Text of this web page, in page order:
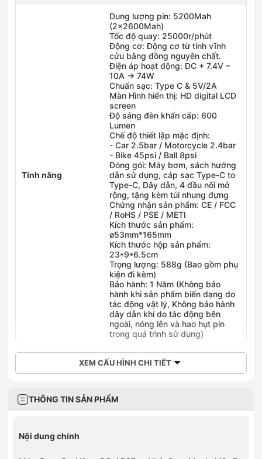
Tính năng
Dung lượng pin: 5200Mah
(2x2600Mah)
Tốc độ quay: 25000r/phút
Động cơ: Động cơ từ tính vĩnh
cửu bằng đồng nguyên chất.
Điện áp hoạt động: DC + 7.4V –
10A -> 74W
Chuẩn sạc: Type C & 5V/2A
Màn Hình hiển thị: HD digital LCD
screen
Độ sáng đèn khẩn cấp: 600
Lumen
Chế độ thiết lập mặc định:
- Car 2.5bar / Motorcycle 2.4bar
- Bike 45psi / Ball 8psi
Đóng gói: Máy bơm, sách hướng
dẫn sử dụng, cáp sạc Type-C to
Type-C, Dây dẫn, 4 đầu nối mở
rộng, tặng kèm túi nhung đựng
Chứng nhận sản phẩm: CE / FCC
/ RoHS / PSE / METI
Kích thước sản phẩm:
ø53mm*165mm
Kích thước hộp sản phẩm:
23*9*6.5cm
Trọng lượng: 588g (Bao gồm phụ
kiện đi kèm)
Bảo hành: 1 Năm (Không bảo
hành khi sản phẩm biến dạng do
tác động vật lý, Không bảo hành
dây dẫn khí do tác động bên
ngoài, nóng lên và hao hụt pin
trong quá trình sử dụng)
XEM CẤU HÌNH CHI TIẾT
THÔNG TIN SẢN PHẨM
Nội dung chính